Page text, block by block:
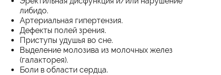
либидо.
Артериальная гипертензия.
Дефекты полей зрения.
Приступы удушья во сне.
Выделение молозива из молочных желез
(галакторея).
Боли в области сердца.